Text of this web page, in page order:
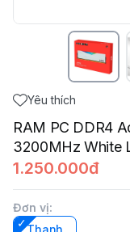
Yêu thích
RAM PC DDR4
3200MHz White
1.250.000đ
Đơn vị:
Thanh